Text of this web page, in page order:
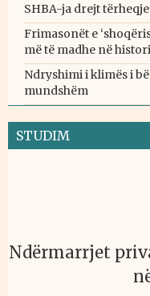
SHBA-ja drejt
Frimasonët e
më të madhe në
Ndryshimi i klimës i
mundshëm
STUDIM
Ndërmarrjet